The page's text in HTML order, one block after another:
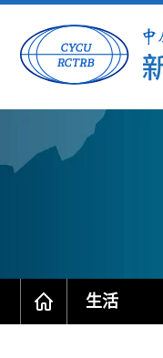
跳
生活